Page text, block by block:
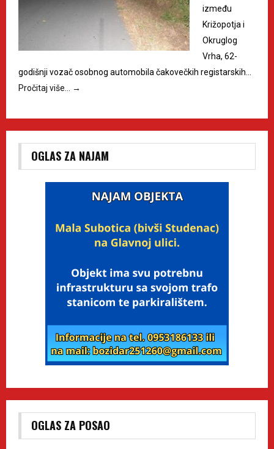
između
Križopotja i
Okruglog
Vrha, 62-
godišnji vozač osobnog automobila čakovečkih registarskih…
Pročitaj više…
→
OGLAS ZA NAJAM
OGLAS ZA POSAO